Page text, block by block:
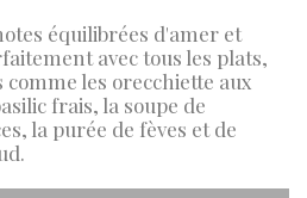
équilibrées d'amer et
avec tous les plats,
les orecchiette aux
frais, la soupe de
la purée de fèves et de